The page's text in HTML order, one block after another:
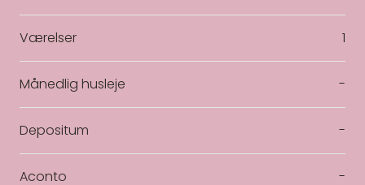
Værelser 1
Månedlig husleje -
Depositum -
Aconto -